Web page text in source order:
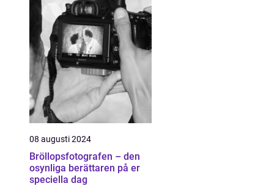
08 augusti 2024
Bröllopsfotografen – den
osynliga berättaren på er
speciella dag